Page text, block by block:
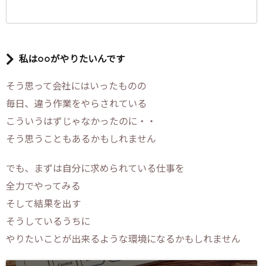
私は○○がやりたいんです
そう思って会社にはいったものの
毎日、違う作業をやらされている
こういうはずじゃなかったのに・・
そう思うこともあるかもしれません
でも、まずは自分に求められている仕事を
全力でやってみる
そして結果を出す
そうしているうちに
やりたいことが出来るような環境になるかもしれません